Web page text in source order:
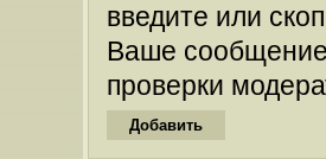
введите или
Ваше
проверки